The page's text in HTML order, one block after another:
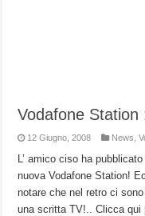
Vodafone Station
12 Giugno, 2008 News ,
L’ amico ciso ha
nuova Vodafone Station!
notare che nel retro ci
una scritta TV!.. Clicca qui